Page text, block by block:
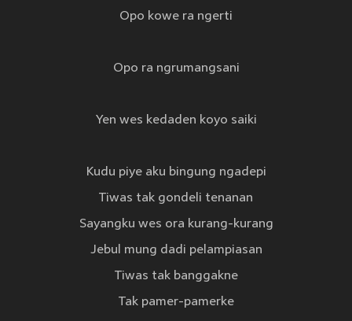
Opo kowe ra ngerti
Opo ra ngrumangsani
Yen wes kedaden koyo saiki
Kudu piye aku bingung ngadepi
Tiwas tak gondeli tenanan
Sayangku wes ora kurang-kurang
Jebul mung dadi pelampiasan
Tiwas tak banggakne
Tak pamer-pamerke